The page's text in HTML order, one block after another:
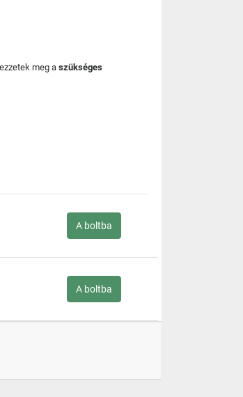
meg aszükséges
A boltba
A boltba